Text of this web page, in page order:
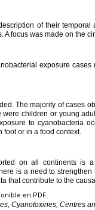
of their
A focus was made on the
exposure
The majority of cases
children or young
to cyanobacteria
foot or in a food context.
on all continents is
is a need to
that contribute to the
en PDF.
Cyanotoxines, Centres